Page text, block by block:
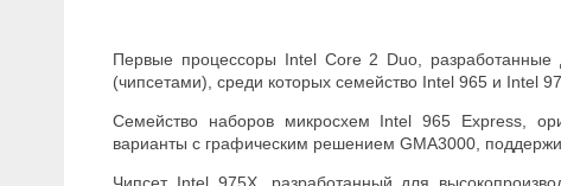
Первые процессоры Intel Core 2 Duo, разработанные
(чипсетами), среди которых семейство Intel 965 и Intel
Семейство наборов микросхем Intel 965 Express,
варианты с графическим решением GMA3000,